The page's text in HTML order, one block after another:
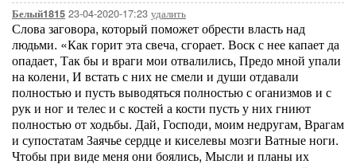
Белый1815 23-04-2020-17:23 удалить
Слова заговора, который поможет обрести власть над
людьми. «Как горит эта свеча, сгорает. Воск с нее капает да
опадает, Так бы и враги мои отвалились, Предо мной упали
на колени, И встать с них не смели и души отдавали
полностью и пусть выводяться полностью с оганизмов и с
рук и ног и телес и с костей а кости пусть у них гниют
полностью от ходьбы. Дай, Господи, моим недругам, Врагам
и супостатам Заячье сердце и киселевы мозги Ватные ноги.
Чтобы при виде меня они боялись, Мысли и планы их